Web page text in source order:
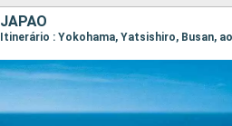
JAPÃO